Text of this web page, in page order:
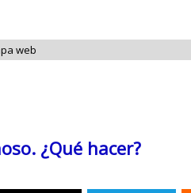
web
¿Qué hacer?